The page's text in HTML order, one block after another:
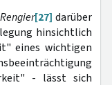
Rengier[27] darüber
hinsichtlich
eines wichtigen
- lässt sich